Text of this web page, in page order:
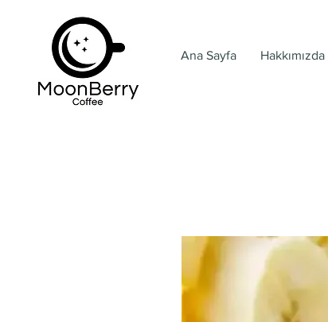
Ana Sayfa Hakkımızda